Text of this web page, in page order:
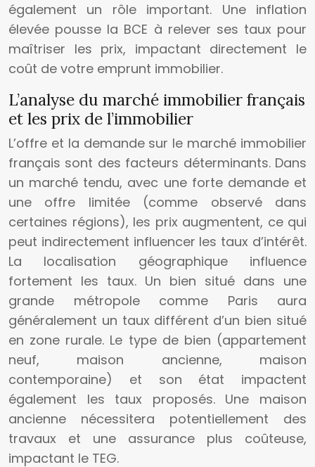
également un rôle important. Une inflation
élevée pousse la BCE à relever ses taux pour
maîtriser les prix, impactant directement le
coût de votre emprunt immobilier.
L’analyse du marché immobilier français
et les prix de l’immobilier
L’offre et la demande sur le marché immobilier
français sont des facteurs déterminants. Dans
un marché tendu, avec une forte demande et
une offre limitée (comme observé dans
certaines régions), les prix augmentent, ce qui
peut indirectement influencer les taux d’intérêt.
La localisation géographique influence
fortement les taux. Un bien situé dans une
grande métropole comme Paris aura
généralement un taux différent d’un bien situé
en zone rurale. Le type de bien (appartement
neuf, maison ancienne, maison
contemporaine) et son état impactent
également les taux proposés. Une maison
ancienne nécessitera potentiellement des
travaux et une assurance plus coûteuse,
impactant le TEG.